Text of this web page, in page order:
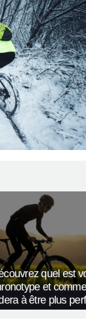
quel est
et
à être plus